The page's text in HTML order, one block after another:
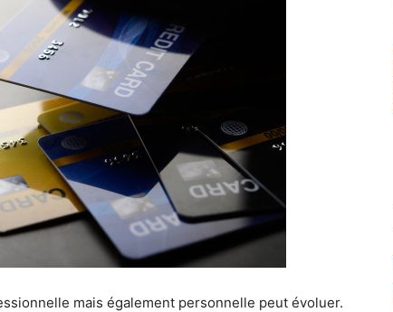
mais également personnelle peut évoluer.